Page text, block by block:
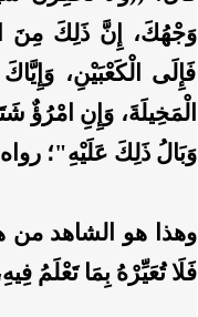
وَجْهُكَ، إِنَّ ذَلِكَ مِنَ
فَإِلَى الْكَعْبَيْنِ،
الْمَخِيلَةَ، وَإِنِ امْرُؤٌ
وَبَالُ ذَلِكَ عَلَيْهِ"؛
وهذا هو الشاهد من
فَلَا تُعَيِّرْهُ بِمَا تَعْلَمُ